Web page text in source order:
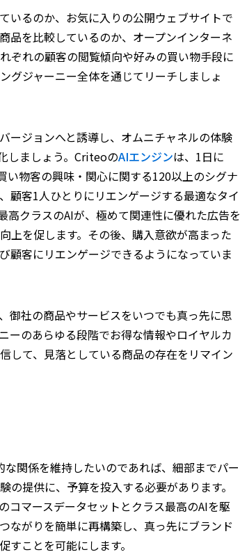
いるのか、お気に入りの公開ウェブサイトで
品を比較しているのか、オープンインターネ
ぞれの顧客の閲覧傾向や好みの買い物手段に
グジャーニー全体を通じてリーチしましょ
ージョンへと誘導し、オムニチャネルの体験
しましょう。CriteoのAIエンジンは、1日に
物客の興味・関心に関する120以上のシグナ
顧客1人ひとりにリエンゲージする最適なタイ
クラスのAIが、極めて関連性に優れた広告を
上を促します。その後、購入意欲が高まった
顧客にリエンゲージできるようになっていま
御社の商品やサービスをいつでも真っ先に思
ーのあらゆる段階でお得な情報やロイヤルカ
して、見落としている商品の存在をリマイン
関係を維持したいのであれば、細部までパー
提供に、予算を投入する必要があります。
マースデータセットとクラス最高のAIを駆
ながりを簡単に再構築し、真っ先にブランド
ことを可能にします。